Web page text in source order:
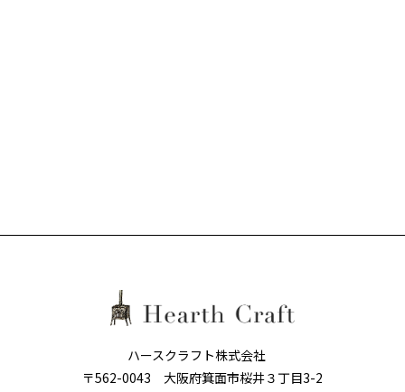
ハースクラフト株式会社
〒562-0043 大阪府箕面市桜井３丁目3-2